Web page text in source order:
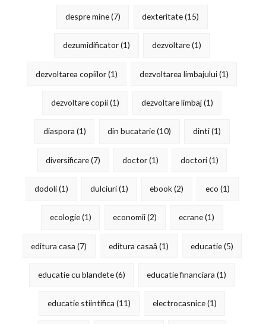
despre mine(7) dexteritate(15)
dezumidificator(1) dezvoltare(1)
dezvoltarea copiilor(1) dezvoltarea limbajului(1)
dezvoltare copii(1) dezvoltare limbaj(1)
diaspora (1) din bucatarie(10) dinti(1)
diversificare(7) doctor(1) doctori(1)
dodoli(1) dulciuri(1) ebook(2) eco (1)
ecologie(1) economii(2) ecrane(1)
editura casa (7) editura casaâ (1) educatie(5)
educatie cu blandete(6) educatie financiara (1)
educatie stiintifica (11) electrocasnice(1)